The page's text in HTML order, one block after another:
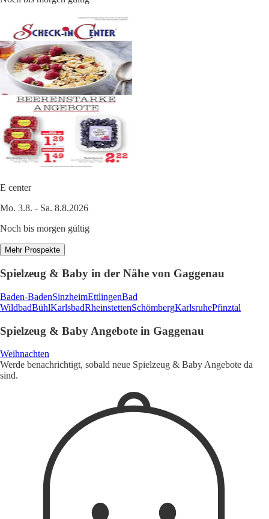
E center
Mo. 3.8. - Sa. 8.8.2026
Noch bis morgen gültig
Mehr Prospekte
Spielzeug & Baby in der Nähe von Gaggenau
Baden-BadenSinzheimEttlingenBad
WildbadBühlKarlsbadRheinstettenSchömbergKarlsruhePfinztal
Spielzeug & Baby Angebote in Gaggenau
Weihnachten
Werde benachrichtigt, sobald neue Spielzeug & Baby Angebote da
sind.